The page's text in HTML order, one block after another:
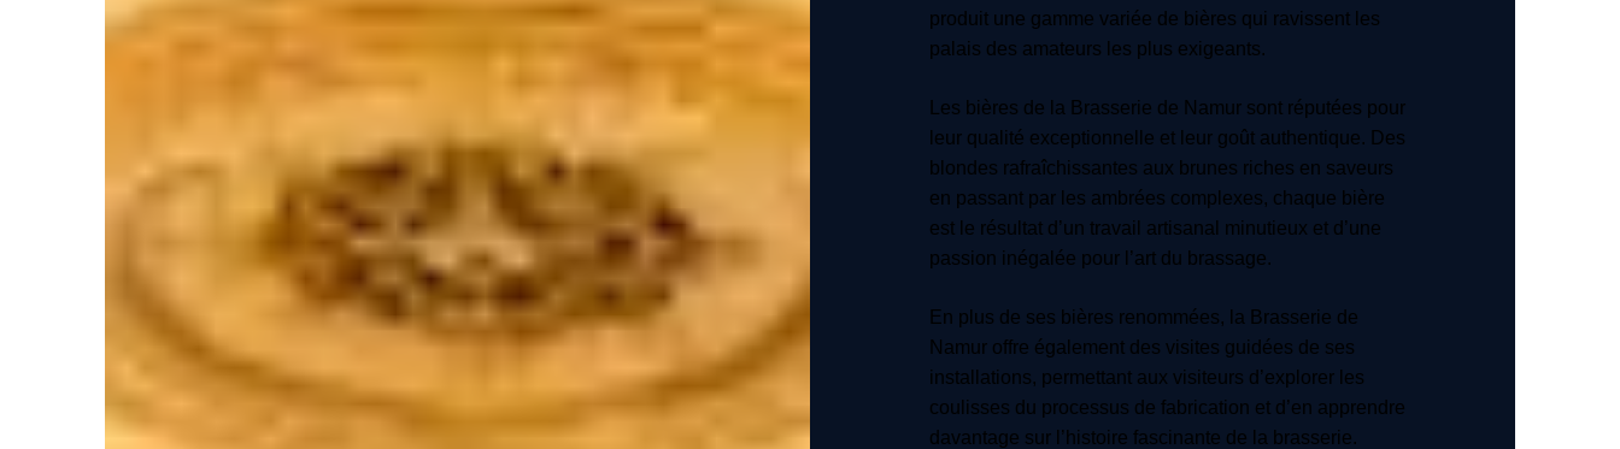
produit une gamme variée de bières qui ravissent les
palais des amateurs les plus exigeants.
Les bières de la Brasserie de Namur sont réputées pour
leur qualité exceptionnelle et leur goût authentique. Des
blondes rafraîchissantes aux brunes riches en saveurs
en passant par les ambrées complexes, chaque bière
est le résultat d’un travail artisanal minutieux et d’une
passion inégalée pour l’art du brassage.
En plus de ses bières renommées, la Brasserie de
Namur offre également des visites guidées de ses
installations, permettant aux visiteurs d’explorer les
coulisses du processus de fabrication et d’en apprendre
davantage sur l’histoire fascinante de la brasserie.